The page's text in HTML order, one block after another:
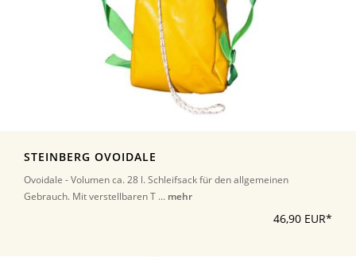
STEINBERG OVOIDALE
Ovoidale - Volumen ca. 28 l. Schleifsack für den allgemeinen
Gebrauch. Mit verstellbaren T ... mehr
46,90 EUR*